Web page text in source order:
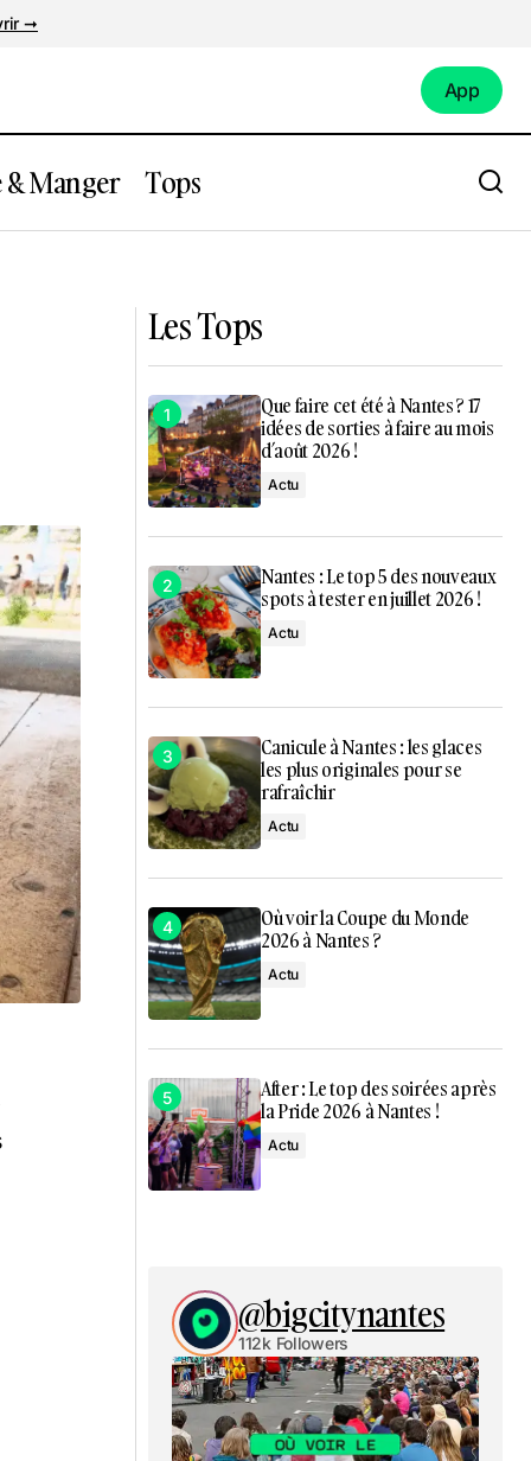
➞
App
Manger Tops
Les Tops
Que faire cet été à Nantes ? 17
idées de sorties à faire au mois
d’août 2026 !
Actu
Nantes : Le top 5 des nouveaux
spots à tester en juillet 2026 !
Actu
Canicule à Nantes : les glaces
les plus originales pour se
rafraîchir
Actu
Où voir la Coupe du Monde
2026 à Nantes ?
Actu
After : Le top des soirées après
la Pride 2026 à Nantes !
Actu
@bigcitynantes
112k Followers